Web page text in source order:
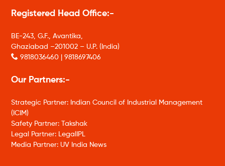
Registered Head Office:-
BE-243, G.F., Avantika,
Ghaziabad –201002 – U.P. (India)
9818036460 | 9818697406
Our Partners:-
Strategic Partner: Indian Council of Industrial Management
(ICIM)
Safety Partner: Takshak
Legal Partner: LegalIPL
Media Partner: UV India News